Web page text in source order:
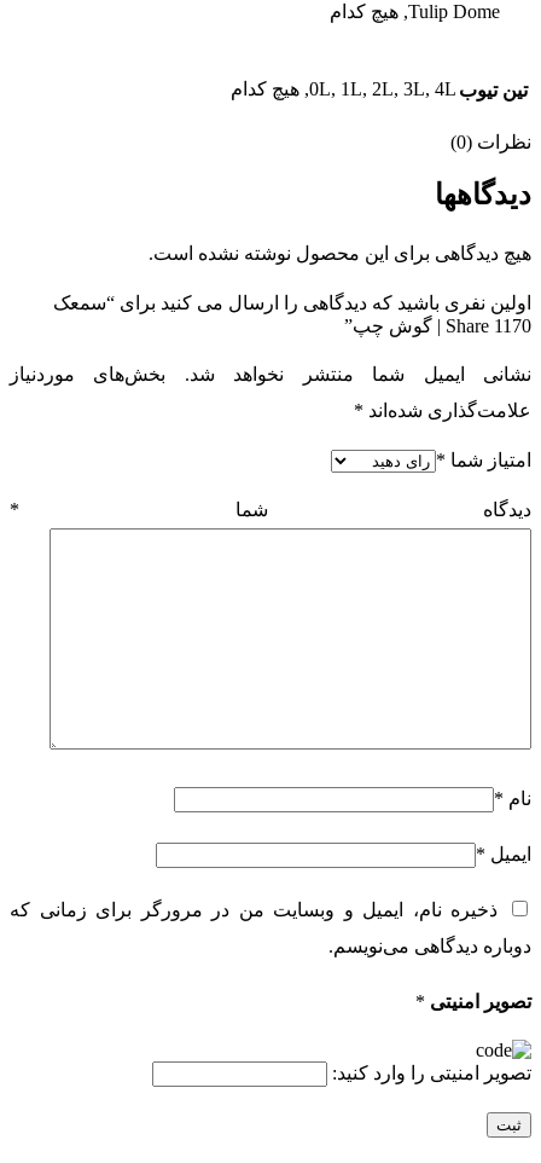
Tulip Dome, هیچ کدام
تین تیوب 0L, 1L, 2L, 3L, 4L, هیچ کدام
نظرات (0)
دیدگاهها
هیچ دیدگاهی برای این محصول نوشته نشده است.
اولین نفری باشید که دیدگاهی را ارسال می کنید برای “سمعک
Share 1170 | گوش چپ”
نشانی ایمیل شما منتشر نخواهد شد.
بخش‌های موردنیاز
علامت‌گذاری شده‌اند *
امتیاز شما *
دیدگاه شما *
نام *
ایمیل *
ذخیره نام، ایمیل و وبسایت من در مرورگر برای زمانی که
دوباره دیدگاهی می‌نویسم.
تصویر امنیتی *
تصویر امنیتی را وارد کنید: